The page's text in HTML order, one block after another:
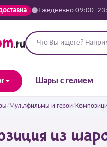
Ежедневно
.ru
Шары с гелием
/Мультфильмы и герои/
из